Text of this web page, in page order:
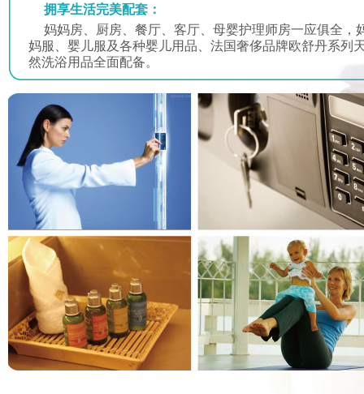
拥享生活完美配套：
妈妈房、厨房、餐厅、客厅、母婴护理师房一应俱全，
妈服、婴儿服及各种婴儿用品、法国奢侈品牌欧舒丹系列
然洗浴用品全面配备。
雷慧琼
重庆安琪儿妇产医院 医教部主任
原成都军区妇产儿科专业委员会副主任委员
点
杨 艳 护师
原重庆市渝中区五院护士
多次荣获“优秀护士”称号
点
雷慧琼主任医师
重庆安琪儿妇产医院 医教部主任
原成都军区妇产儿科专业委员会副主任委员